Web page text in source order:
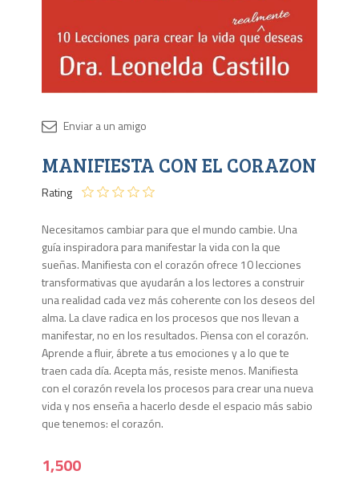
MANIFIESTA CON EL CORAZON
Rating
Necesitamos cambiar para que el mundo cambie. Una
guía inspiradora para manifestar la vida con la que
sueñas. Manifiesta con el corazón ofrece 10 lecciones
transformativas que ayudarán a los lectores a construir
una realidad cada vez más coherente con los deseos del
alma. La clave radica en los procesos que nos llevan a
manifestar, no en los resultados. Piensa con el corazón.
Aprende a fluir, ábrete a tus emociones y a lo que te
traen cada día. Acepta más, resiste menos. Manifiesta
con el corazón revela los procesos para crear una nueva
vida y nos enseña a hacerlo desde el espacio más sabio
que tenemos: el corazón.
1,500